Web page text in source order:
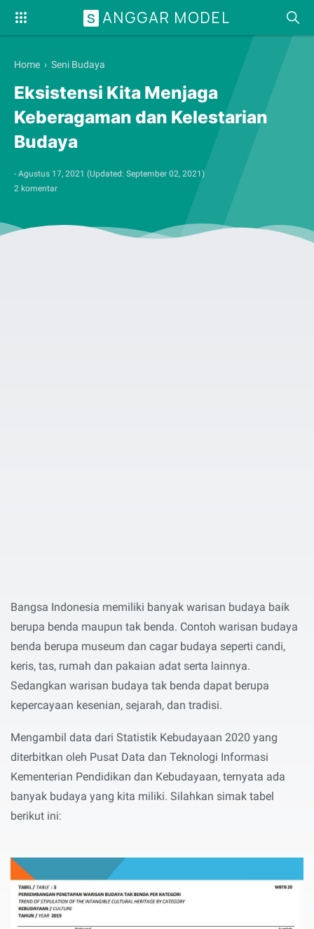
S ANGGAR MODEL
Home › Seni Budaya
Eksistensi Kita Menjaga
Keberagaman dan Kelestarian
Budaya
- Agustus 17, 2021 (Updated: September 02, 2021)
2 komentar
Bangsa Indonesia memiliki banyak warisan budaya baik
berupa benda maupun tak benda. Contoh warisan budaya
benda berupa museum dan cagar budaya seperti candi,
keris, tas, rumah dan pakaian adat serta lainnya.
Sedangkan warisan budaya tak benda dapat berupa
kepercayaan kesenian, sejarah, dan tradisi.
Mengambil data dari Statistik Kebudayaan 2020 yang
diterbitkan oleh Pusat Data dan Teknologi Informasi
Kementerian Pendidikan dan Kebudayaan, ternyata ada
banyak budaya yang kita miliki. Silahkan simak tabel
berikut ini: